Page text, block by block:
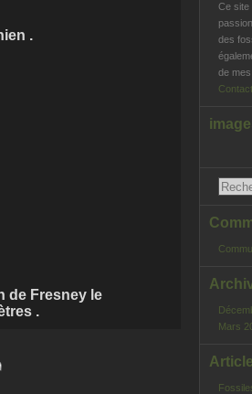
.
de Fresney le
.
Ce site
des
de
Contact
Mars